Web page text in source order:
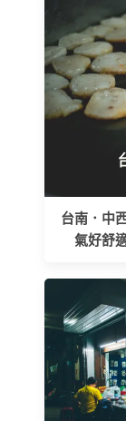
台南．中
氣好舒